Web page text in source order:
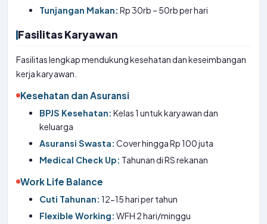
Tunjangan Makan: Rp 30rb – 50rb per hari
Fasilitas Karyawan
Fasilitas lengkap mendukung kesehatan dan keseimbangan
kerja karyawan.
Kesehatan dan Asuransi
BPJS Kesehatan: Kelas 1 untuk karyawan dan
keluarga
Asuransi Swasta: Cover hingga Rp 100 juta
Medical Check Up: Tahunan di RS rekanan
Work Life Balance
Cuti Tahunan: 12-15 hari per tahun
Flexible Working: WFH 2 hari/minggu